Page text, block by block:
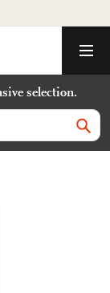
Cart
selection.